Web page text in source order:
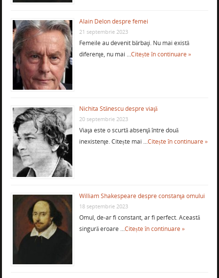
Alain Delon despre femei
21 septembrie 2023
Femeile au devenit bărbaţi. Nu mai există
diferenţe, nu mai …Citește în continuare »
Nichita Stănescu despre viaţă
20 septembrie 2023
Viaţa este o scurtă absenţă între două
inexistenţe. Citește mai …Citește în continuare »
William Shakespeare despre constanţa omului
18 septembrie 2023
Omul, de-ar fi constant, ar fi perfect. Această
singură eroare …Citește în continuare »